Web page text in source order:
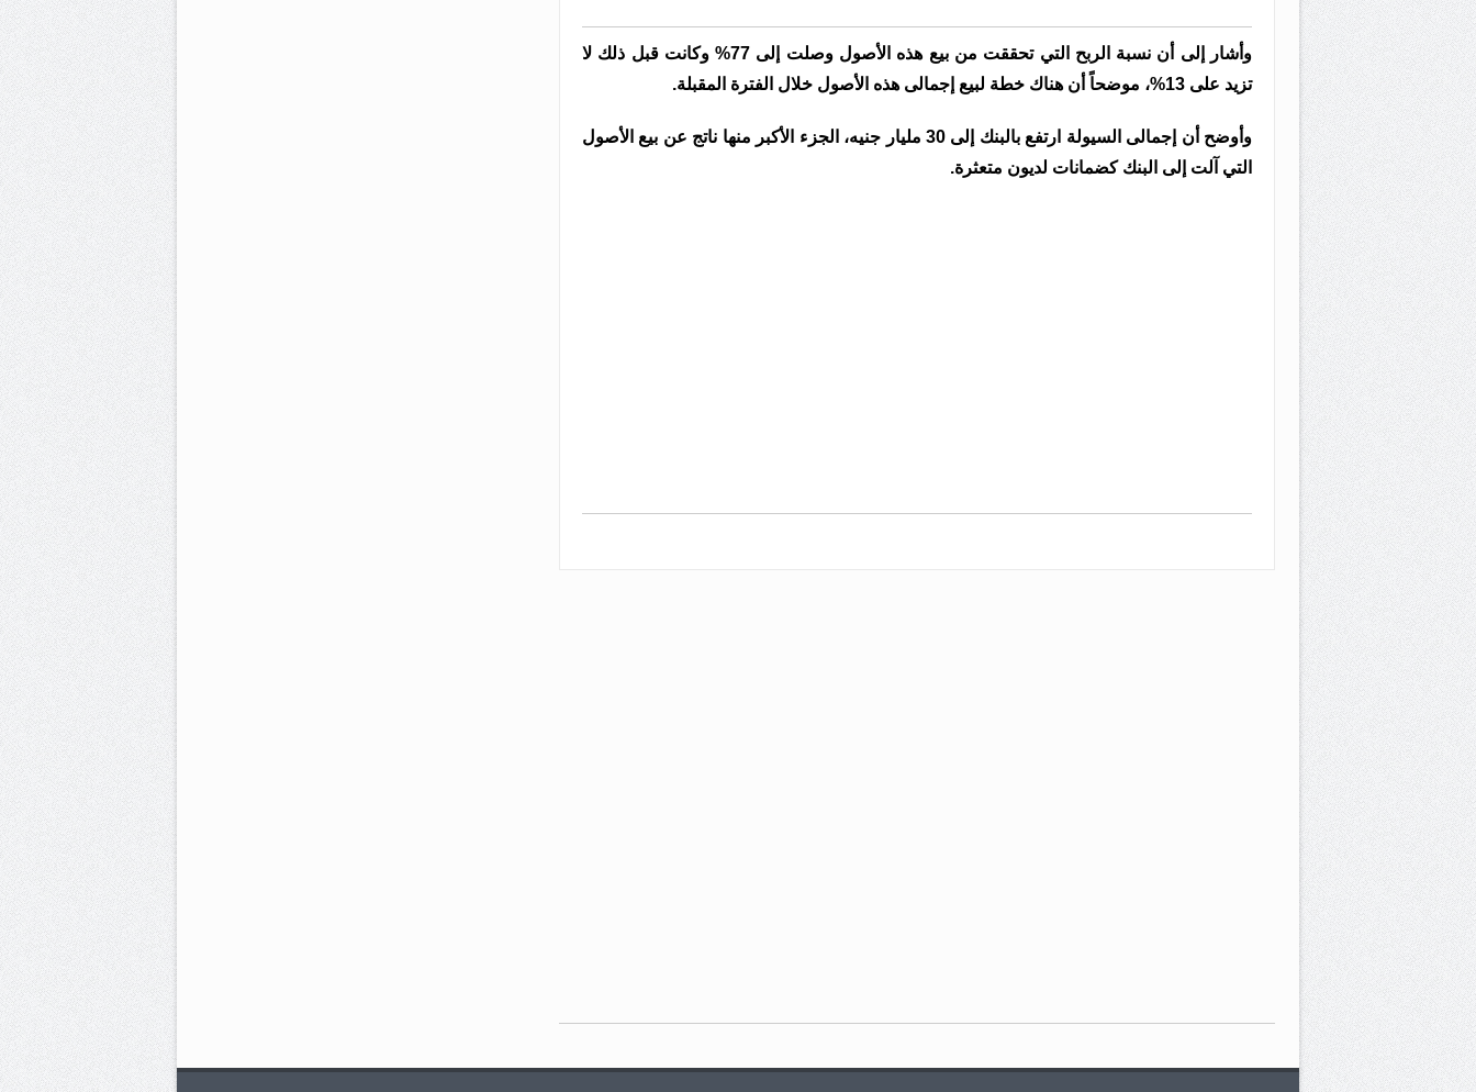
وأشار إلى أن نسبة الربح التي تحققت من بيع هذه الأصول وصلت إلى 77% وكانت قبل ذلك لا
تزيد على 13%، موضحاً أن هناك خطة لبيع إجمالى هذه الأصول خلال الفترة المقبلة.
وأوضح أن إجمالى السيولة ارتفع بالبنك إلى 30 مليار جنيه، الجزء الأكبر منها ناتج عن بيع الأصول
التي آلت إلى البنك كضمانات لديون متعثرة.